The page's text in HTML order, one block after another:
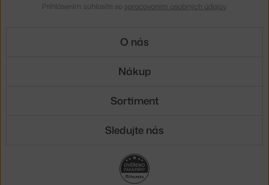
Prihlásením súhlasíte so spracovaním osobných údajov.
O nás
Nákup
Sortiment
Sledujte nás